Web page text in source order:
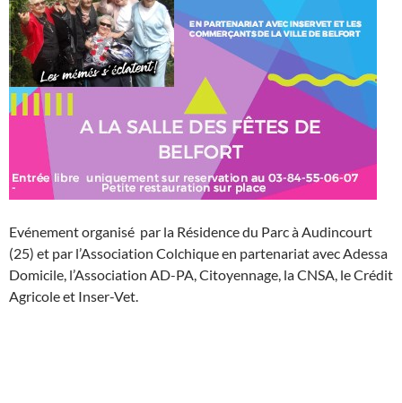
Evénement organisé par la Résidence du Parc à Audincourt
(25) et par l’Association Colchique en partenariat avec Adessa
Domicile, l’Association AD-PA, Citoyennage, la CNSA, le Crédit
Agricole et Inser-Vet.